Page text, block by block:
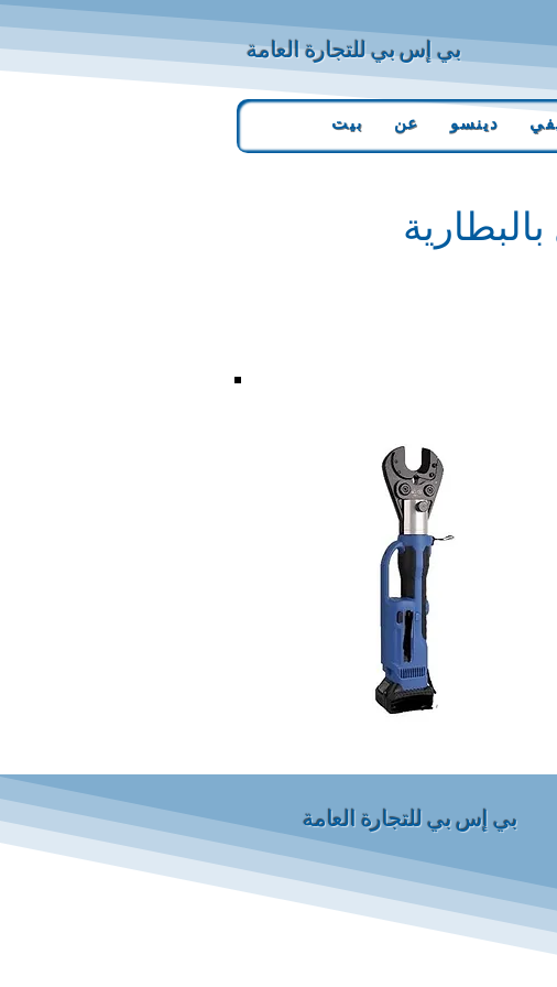
بي إس بي للتجارة العامة
بيت عن دينسو
بي إس بي للتجارة العامة